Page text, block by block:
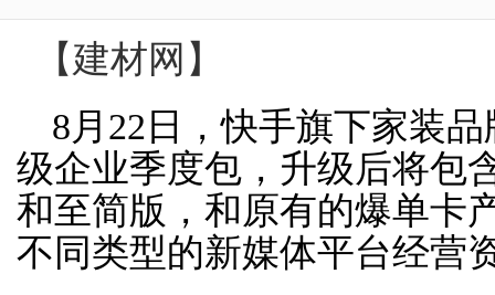
【建材网 】
8月22日，快手旗下家装
级企业季度包，升级后将包
和至简版，和原有的爆单卡
不同类型的新媒体平台经营